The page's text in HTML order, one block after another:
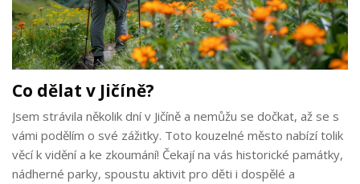
Co dělat v Jičíně?
Jsem strávila několik dní v Jičíně a nemůžu se dočkat, až se s
vámi podělím o své zážitky. Toto kouzelné město nabízí tolik
věcí k vidění a ke zkoumání! Čekají na vás historické památky,
nádherné parky, spoustu aktivit pro děti i dospělé a